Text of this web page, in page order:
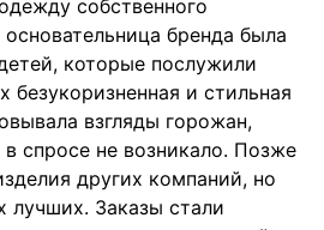
собственного
бренда была
которые послужили
и стильная
взгляды горожан,
в спросе не возникало. Позже
других компаний, но
лучших. Заказы стали